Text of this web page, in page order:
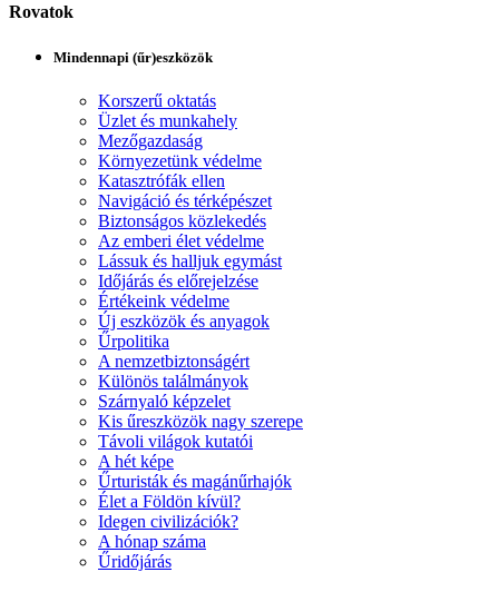
Rovatok
Mindennapi (űr)eszközök
Korszerű oktatás
Üzlet és munkahely
Mezőgazdaság
Környezetünk védelme
Katasztrófák ellen
Navigáció és térképészet
Biztonságos közlekedés
Az emberi élet védelme
Lássuk és halljuk egymást
Időjárás és előrejelzése
Értékeink védelme
Új eszközök és anyagok
Űrpolitika
A nemzetbiztonságért
Különös találmányok
Szárnyaló képzelet
Kis űreszközök nagy szerepe
Távoli világok kutatói
A hét képe
Űrturisták és magánűrhajók
Élet a Földön kívül?
Idegen civilizációk?
A hónap száma
Űridőjárás